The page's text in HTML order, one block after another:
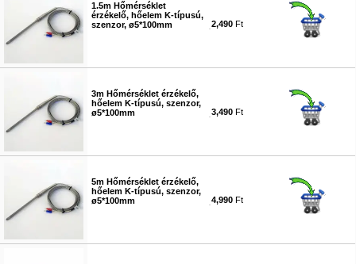
1.5m Hőmérséklet
érzékelő, hőelem K-típusú,
szenzor, ø5*100mm
2,490 Ft
3m Hőmérséklet érzékelő,
hőelem K-típusú, szenzor,
ø5*100mm
3,490 Ft
5m Hőmérséklet érzékelő,
hőelem K-típusú, szenzor,
ø5*100mm
4,990 Ft